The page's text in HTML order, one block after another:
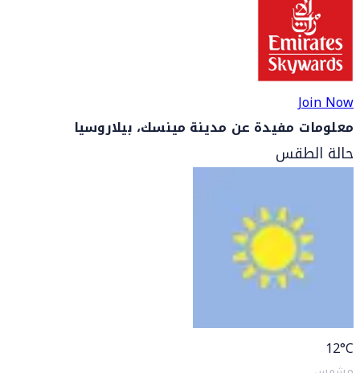
Join Now
معلومات مفيدة عن مدينة مينسك، بيلاروسيا
حالة الطقس
12°C